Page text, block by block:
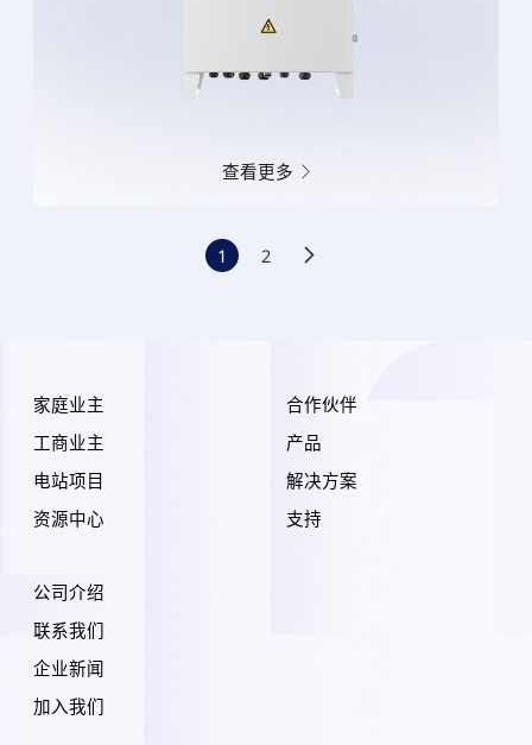
查看更多
1 2
家庭业主
工商业主
电站项目
资源中心
合作伙伴
产品
解决方案
支持
公司介绍
联系我们
企业新闻
加入我们